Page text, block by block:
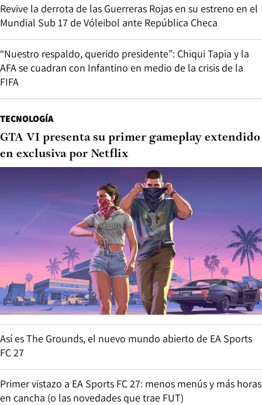
Revive la derrota de las Guerreras Rojas en su estreno en el
Mundial Sub 17 de Vóleibol ante República Checa
“Nuestro respaldo, querido presidente”: Chiqui Tapia y la
AFA se cuadran con Infantino en medio de la crisis de la
FIFA
TECNOLOGÍA
GTA VI presenta su primer gameplay extendido
en exclusiva por Netflix
Así es The Grounds, el nuevo mundo abierto de EA Sports
FC 27
Primer vistazo a EA Sports FC 27: menos menús y más horas
en cancha (o las novedades que trae FUT)